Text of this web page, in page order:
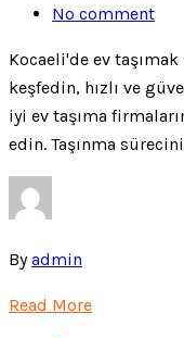
No comment
Kocaeli'de ev
keşfedin, hızlı ve
iyi ev taşıma
edin. Taşınma
Byadmin
Read More